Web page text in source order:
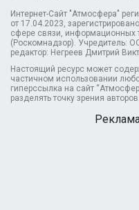
Интернет-Сайт "Атмосфера"
от 17.04.2023,
сфере связи, информационных
(Роскомнадзор). Учредитель:
редактор: Негреев Дмитрий
Настоящий ресурс может
частичном использовании
гиперссылка на сайт
разделять точку зрения авторов.